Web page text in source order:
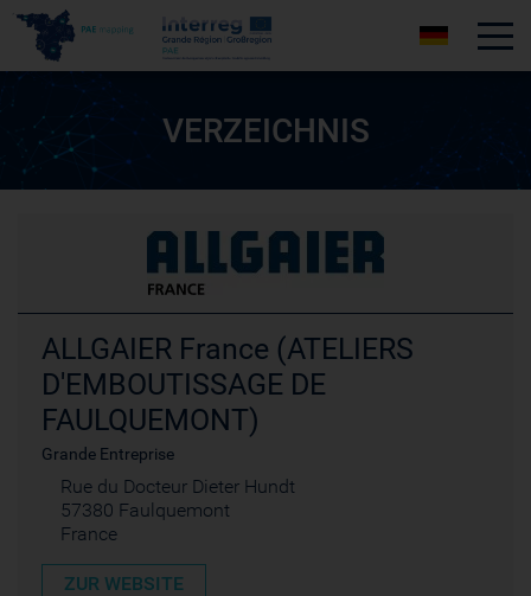
VERZEICHNIS
ALLGAIER France (ATELIERS
D'EMBOUTISSAGE DE
FAULQUEMONT)
Grande Entreprise
Rue du Docteur Dieter Hundt
57380 Faulquemont
France
ZUR WEBSITE